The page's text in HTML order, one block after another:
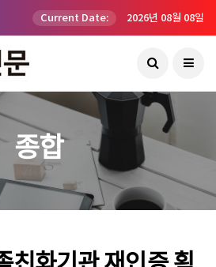
Current Date: 2026년 08월 08일
종합